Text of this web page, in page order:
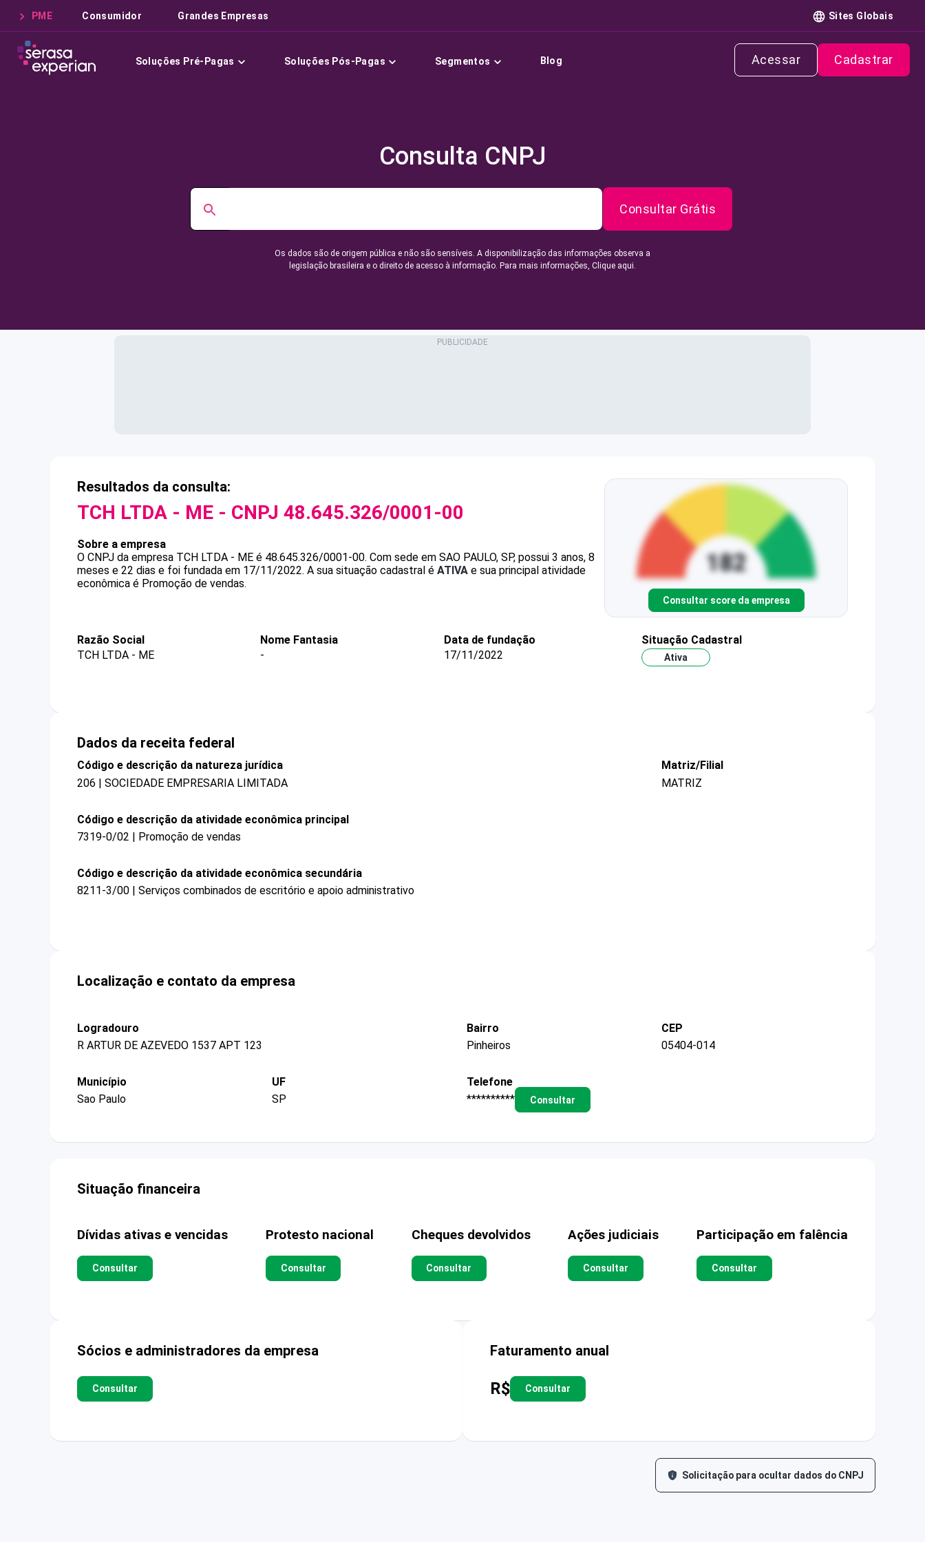
PME Consumidor Grandes Empresas Sites Globais
Soluções Pré-Pagas Soluções Pós-Pagas Segmentos Blog Acessar Cadastrar
Consulta CNPJ
Consultar Grátis
Os dados são de origem pública e não são sensíveis. A disponibilização das informações observa a
legislação brasileira e o direito de acesso à informação. Para mais informações, Clique aqui.
Resultados da consulta:
TCH LTDA - ME - CNPJ 48.645.326/0001-00
Sobre a empresa
O CNPJ da empresa TCH LTDA - ME é 48.645.326/0001-00. Com sede em SAO PAULO, SP, possui 3 anos, 8
meses e 22 dias e foi fundada em 17/11/2022. A sua situação cadastral é ATIVA e sua principal atividade
econômica é Promoção de vendas.
Consultar score da empresa
Razão Social
TCH LTDA - ME
Nome Fantasia
-
Data de fundação
17/11/2022
Situação Cadastral
Ativa
Dados da receita federal
Código e descrição da natureza jurídica
206 | SOCIEDADE EMPRESARIA LIMITADA
Matriz/Filial
MATRIZ
Código e descrição da atividade econômica principal
7319-0/02 | Promoção de vendas
Código e descrição da atividade econômica secundária
8211-3/00 | Serviços combinados de escritório e apoio administrativo
Localização e contato da empresa
Logradouro
R ARTUR DE AZEVEDO 1537 APT 123
Bairro
Pinheiros
CEP
05404-014
Município
Sao Paulo
UF
SP
Telefone
**********
Consultar
Situação financeira
Dívidas ativas e vencidas
Consultar
Protesto nacional
Consultar
Cheques devolvidos
Consultar
Ações judiciais
Consultar
Participação em falência
Consultar
Sócios e administradores da empresa
Consultar
Faturamento anual
R$ Consultar
Solicitação para ocultar dados do CNPJ